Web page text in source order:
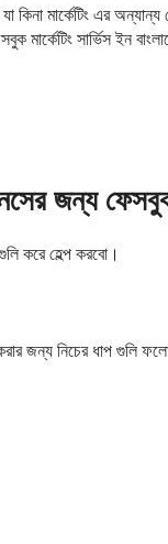
কিনা মার্কেটিং এর
মার্কেটিং
জন্য ফেসবুক
করে হেল্প করবো।
জন্য নিচের ধাপ গুলি